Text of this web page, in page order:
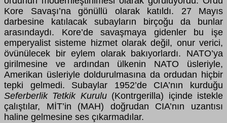
Kore Savaşı’na gönüllü olarak katıldı. 27 Mayıs
darbesine katılacak subayların birçoğu da bunlar
arasındaydı. Kore’de savaşmaya gidenler bu işe
emperyalist sisteme hizmet olarak değil, onur verici,
övünülecek bir eylem olarak bakıyorlardı. NATO’ya
girilmesine ve ardından ülkenin NATO üsleriyle,
Amerikan üsleriyle doldurulmasına da ordudan hiçbir
tepki gelmedi. Subaylar 1952’de CIA’nın kurduğu
Seferberlik Tetkik Kurulu(Kontrgerilla) içinde istekle
çalıştılar, MİT’in (MAH) doğrudan CIA’nın uzantısı
haline gelmesine ses çıkarmadılar.